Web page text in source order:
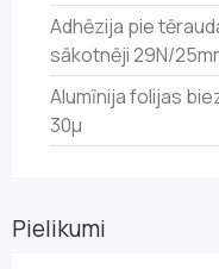
Adhēzija pie
sākotnēji 29N/
Alumīnija folijas
30µ
Pielikumi